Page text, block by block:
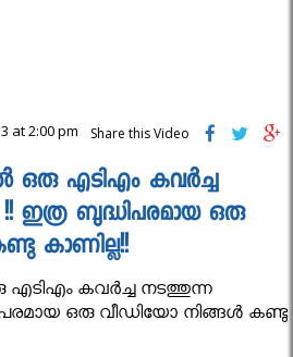
at 2:00 pm Share this Video
ഒരു എടിഎം കവർച്ച
ഇത്ര ബുദ്ധിപരമായ ഒരു
കാണില്ല!!
എടിഎം കവർച്ച നടത്തുന്ന
ഒരു വീഡിയോ നിങ്ങൾ കണ്ടു